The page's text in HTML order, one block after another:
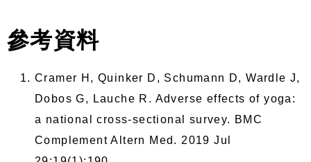
參考資料
Cramer H, Quinker D, Schumann D, Wardle J,
Dobos G, Lauche R. Adverse effects of yoga:
a national cross-sectional survey. BMC
Complement Altern Med. 2019 Jul